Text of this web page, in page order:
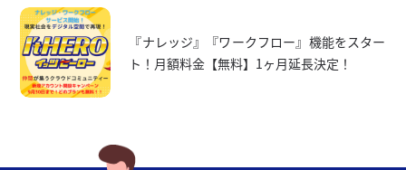
『ナレッジ』『ワークフロー』機能をスター
ト！月額料金【無料】1ヶ月延長決定！